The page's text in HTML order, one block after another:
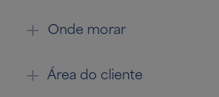
Onde morar
Área do cliente